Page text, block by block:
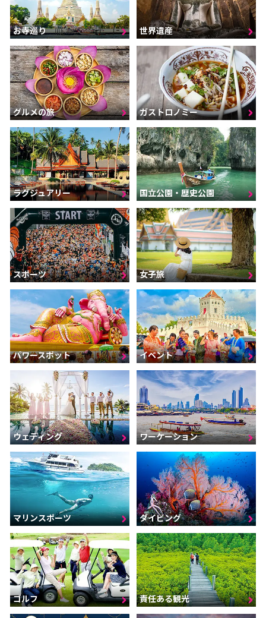
お寺巡り 世界遺産
グルメの旅 ガストロノミー
ラグジュアリー 国立公園・歴史公園
スポーツ 女子旅
パワースポット イベント
ウェディング ワーケーション
マリンスポーツ ダイビング
ゴルフ 責任ある観光